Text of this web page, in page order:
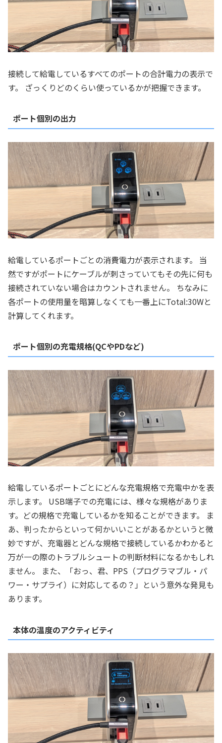
接続して給電しているすべてのポートの合計電力の表示で
す。 ざっくりどのくらい使っているかが把握できます。
ポート個別の出力
給電しているポートごとの消費電力が表示されます。 当
然ですがポートにケーブルが刺さっていてもその先に何も
接続されていない場合はカウントされません。 ちなみに
各ポートの使用量を暗算しなくても一番上にTotal:30Wと
計算してくれます。
ポート個別の充電規格(QCやPDなど)
給電しているポートごとにどんな充電規格で充電中かを表
示します。 USB端子での充電には、様々な規格がありま
す。どの規格で充電しているかを知ることができます。 ま
あ、判ったからといって何かいいことがあるかというと微
妙ですが、充電器とどんな規格で接続しているかわかると
万が一の際のトラブルシュートの判断材料になるかもしれ
ません。 また、「おっ、君、PPS（プログラマブル・パ
ワー・サプライ）に対応してるの？」という意外な発見も
あります。
本体の温度のアクティビティ